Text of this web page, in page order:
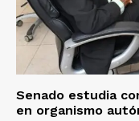
Senado estudia
en organismo